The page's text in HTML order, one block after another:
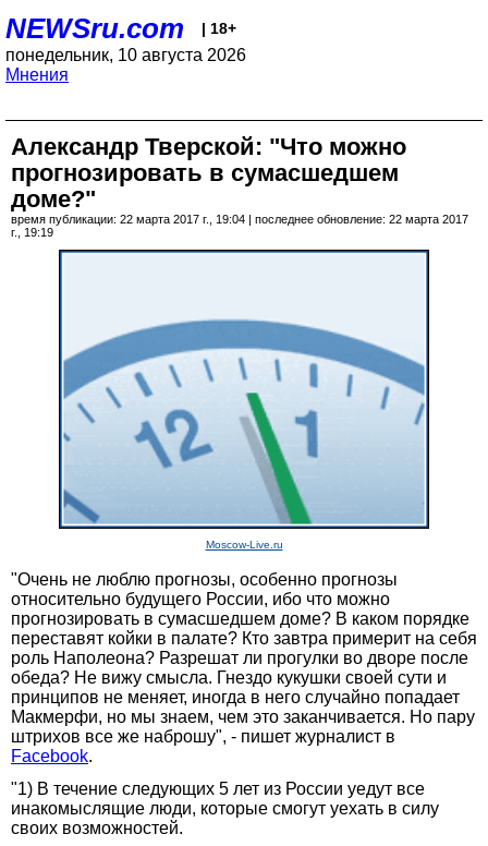
NEWSru.com | 18+
понедельник, 10 августа 2026
Мнения
Александр Тверской: "Что можно
прогнозировать в сумасшедшем
доме?"
время публикации: 22 марта 2017 г., 19:04 | последнее обновление: 22 марта 2017
г., 19:19
Moscow-Live.ru
"Очень не люблю прогнозы, особенно прогнозы
относительно будущего России, ибо что можно
прогнозировать в сумасшедшем доме? В каком порядке
переставят койки в палате? Кто завтра примерит на себя
роль Наполеона? Разрешат ли прогулки во дворе после
обеда? Не вижу смысла. Гнездо кукушки своей сути и
принципов не меняет, иногда в него случайно попадает
Макмерфи, но мы знаем, чем это заканчивается. Но пару
штрихов все же наброшу", - пишет журналист в
Facebook.
"1) В течение следующих 5 лет из России уедут все
инакомыслящие люди, которые смогут уехать в силу
своих возможностей.